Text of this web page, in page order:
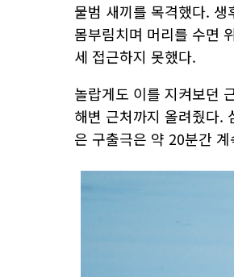
물범 새끼를 목격했다.
몸부림치며 머리를 수면
세 접근하지 못했다.
놀랍게도 이를 지켜보던
해변 근처까지 올려줬다.
은 구출극은 약 20분간 계